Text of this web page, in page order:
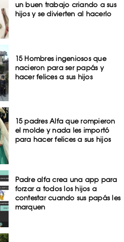
un buen trabajo criando a sus
hijos y se divierten al hacerlo
15 Hombres ingeniosos que
nacieron para ser papás y
hacer felices a sus hijos
15 padres Alfa que rompieron
el molde y nada les importó
para hacer felices a sus hijos
Padre alfa crea una app para
forzar a todos los hijos a
contestar cuando sus papás les
marquen